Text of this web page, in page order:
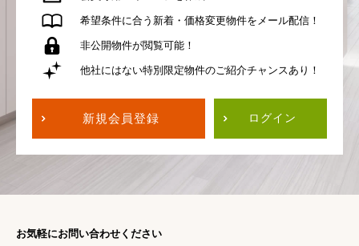
希望条件に合う 新着・価格変更物件を メール配信！
非公開物件が閲覧可能！
他社にはない特別限定物件のご紹介チャンスあり！
新規会員登録 ログイン
お気軽にお問い合わせください